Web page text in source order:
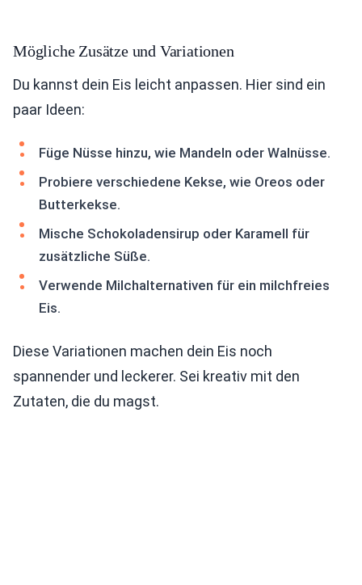
Mögliche Zusätze und Variationen
Du kannst dein Eis leicht anpassen. Hier sind ein
paar Ideen:
Füge Nüsse hinzu, wie Mandeln oder Walnüsse.
Probiere verschiedene Kekse, wie Oreos oder
Butterkekse.
Mische Schokoladensirup oder Karamell für
zusätzliche Süße.
Verwende Milchalternativen für ein milchfreies
Eis.
Diese Variationen machen dein Eis noch
spannender und leckerer. Sei kreativ mit den
Zutaten, die du magst.